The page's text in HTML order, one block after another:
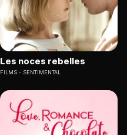
Les noces rebelles
FILMS SENTIMENTAL